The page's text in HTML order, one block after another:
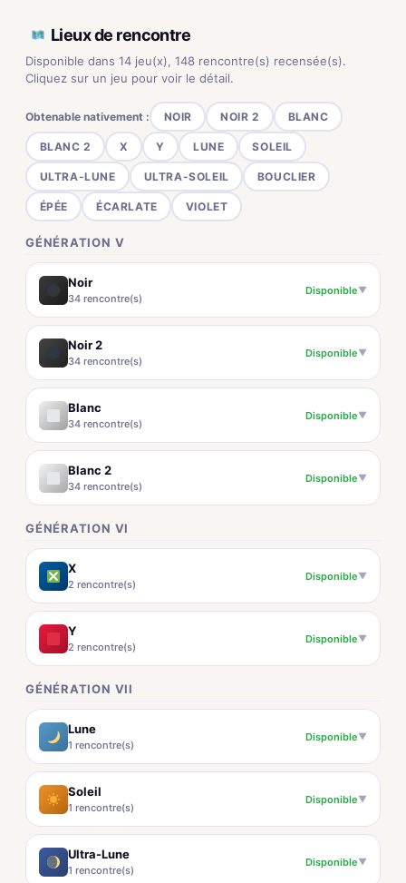
Lieux de rencontre
Disponible dans 14 jeu(x), 148 rencontre(s) recensée(s).
Cliquez sur un jeu pour voir le détail.
Obtenable nativement : NOIR NOIR 2 BLANC
BLANC 2 X Y LUNE SOLEIL
ULTRA-LUNE ULTRA-SOLEIL BOUCLIER
ÉPÉE ÉCARLATE VIOLET
GÉNÉRATION V
Noir
34 rencontre(s)
Disponible▼
Noir 2
34 rencontre(s)
Disponible▼
Blanc
34 rencontre(s)
Disponible▼
Blanc 2
34 rencontre(s)
Disponible▼
GÉNÉRATION VI
X
2 rencontre(s)
Disponible▼
Y
2 rencontre(s)
Disponible▼
GÉNÉRATION VII
Lune
1 rencontre(s)
Disponible▼
Soleil
1 rencontre(s)
Disponible▼
Ultra-Lune
1 rencontre(s)
Disponible▼